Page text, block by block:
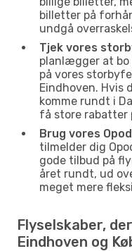
billetter på
undgå
Tjek vores
planlægger at bo
på vores
Eindhoven. Hvis
komme rundt i
få store rabatter
Brug vores
tilmelder dig
gode tilbud på
året rundt, ud
meget mere
Flyselskaber,
Eindhoven og